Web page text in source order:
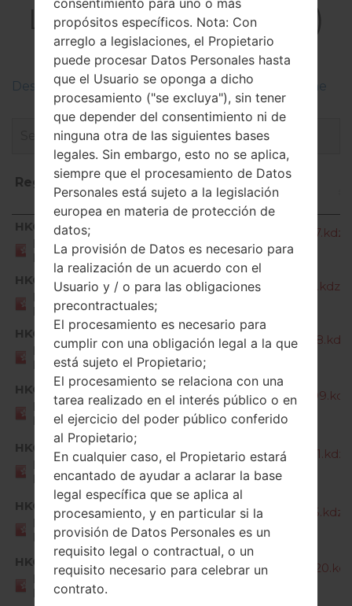
LGH990N(LGH990N)
akaLG V20 Dual
Descripciones de regiones firmwares de LG Phone
Región Nombre de archivo
Región Nombre de archivo
HKG
HONG
KONG
H990N10b_00_OPEN_HK_DS_OP_1017.kdz
HKG
HONG
KONG
H990N10d_00_OPEN_HK_DS_OP_1117.kdz
HKG
HONG
KONG
H990N10e_00_OPEN_HK_DS_OP_1208.kdz
HKG
HONG
KONG
H990N10h_00_OPEN_HK_DS_OP_0209.kdz
HKG
HONG
KONG
H990N10o_00_OPEN_HK_DS_OP_0911.kdz
HKG
HONG
KONG
H990N10q_00_OPEN_HK_DS_OP_1215.kdz
HKG
HONG
KONG
H990N20d_00_OPEN_HK_DS_OP_0920.kdz
consentimiento para uno o más
propósitos específicos. Nota: Con
arreglo a legislaciones, el Propietario
puede procesar Datos Personales hasta
que el Usuario se oponga a dicho
procesamiento ("se excluya"), sin tener
que depender del consentimiento ni de
ninguna otra de las siguientes bases
legales. Sin embargo, esto no se aplica,
siempre que el procesamiento de Datos
Personales está sujeto a la legislación
europea en materia de protección de
datos;
La provisión de Datos es necesario para
la realización de un acuerdo con el
Usuario y / o para las obligaciones
precontractuales;
El procesamiento es necesario para
cumplir con una obligación legal a la que
está sujeto el Propietario;
El procesamiento se relaciona con una
tarea realizado en el interés público o en
el ejercicio del poder público conferido
al Propietario;
En cualquier caso, el Propietario estará
encantado de ayudar a aclarar la base
legal específica que se aplica al
procesamiento, y en particular si la
provisión de Datos Personales es un
requisito legal o contractual, o un
requisito necesario para celebrar un
contrato.